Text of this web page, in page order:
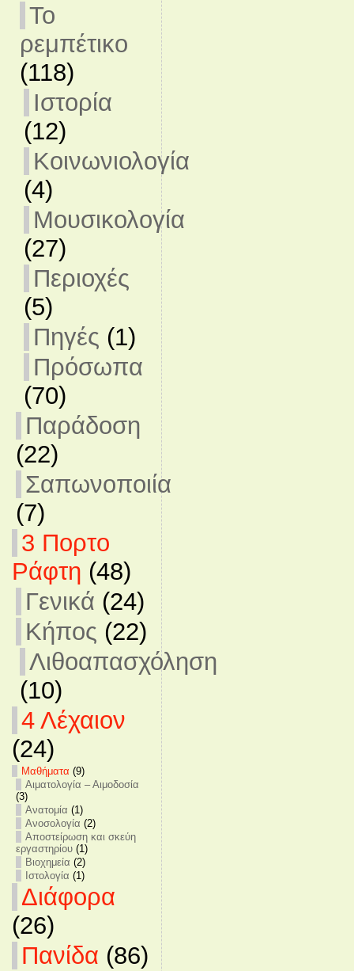
Το
ρεμπέτικο
(118)
Ιστορία
(12)
Κοινωνιολογία
(4)
Μουσικολογία
(27)
Περιοχές
(5)
Πηγές (1)
Πρόσωπα
(70)
Παράδοση
(22)
Σαπωνοποιία
(7)
3 Πορτο
Ράφτη (48)
Γενικά (24)
Κήπος (22)
Λιθοαπασχόληση
(10)
4 Λέχαιον
(24)
Mαθήματα (9)
Αιματολογία – Αιμοδοσία
(3)
Ανατομία (1)
Ανοσολογία (2)
Αποστείρωση και σκεύη
εργαστηρίου(1)
Βιοχημεία (2)
Ιστολογία (1)
Διάφορα
(26)
Πανίδα (86)